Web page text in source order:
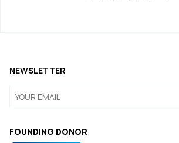
FOUNDING DONOR
NEWSLETTER